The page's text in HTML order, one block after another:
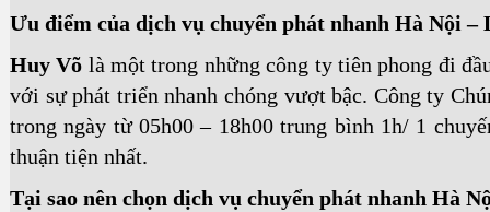
Ưu điểm của dịch vụ chuyển phát nhanh Hà Nội –
Huy Võ là một trong những công ty tiên phong đi
với sự phát triển nhanh chóng vượt bậc. Công ty
trong ngày từ 05h00 – 18h00 trung bình 1h/ 1
thuận tiện nhất.
Tại sao nên chọn dịch vụ chuyển phát nhanh Hà